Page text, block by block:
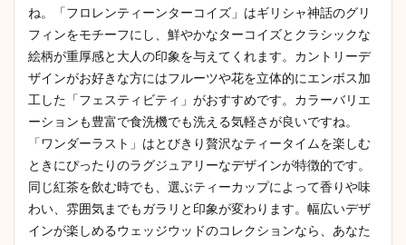
ね。「フロレンティーンターコイズ」はギリシャ神話のグリ
フィンをモチーフにし、鮮やかなターコイズとクラシックな
絵柄が重厚感と大人の印象を与えてくれます。カントリーデ
ザインがお好きな方にはフルーツや花を立体的にエンボス加
工した「フェスティビティ」がおすすめです。カラーバリエ
ーションも豊富で食洗機でも洗える気軽さが良いですね。
「ワンダーラスト」はとびきり贅沢なティータイムを楽しむ
ときにぴったりのラグジュアリーなデザインが特徴的です。
同じ紅茶を飲む時でも、選ぶティーカップによって香りや味
わい、雰囲気までもガラリと印象が変わります。幅広いデザ
インが楽しめるウェッジウッドのコレクションなら、あなた